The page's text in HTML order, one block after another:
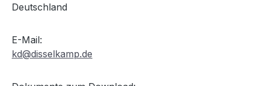
Deutschland
E-Mail:
kd@disselkamp.de